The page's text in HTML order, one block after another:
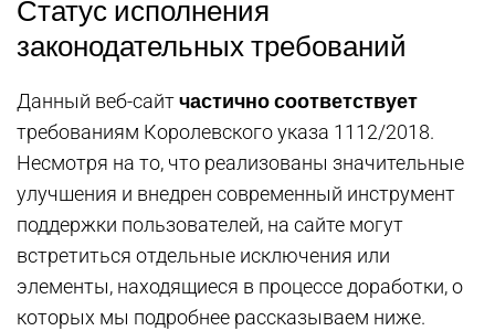
Статус исполнения
законодательных требований
Данный веб-сайтчастично соответствует
требованиям Королевского указа 1112/2018.
Несмотря на то, что реализованы значительные
улучшения и внедрен современный инструмент
поддержки пользователей, на сайте могут
встретиться отдельные исключения или
элементы, находящиеся в процессе доработки, о
которых мы подробнее рассказываем ниже.